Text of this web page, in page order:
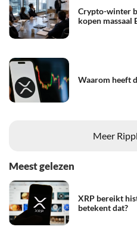
Crypto-winter
kopen massaal
Waarom heeft
Meer
Meest gelezen
XRP bereikt
betekent dat?